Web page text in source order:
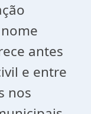
antes
e entre
nos